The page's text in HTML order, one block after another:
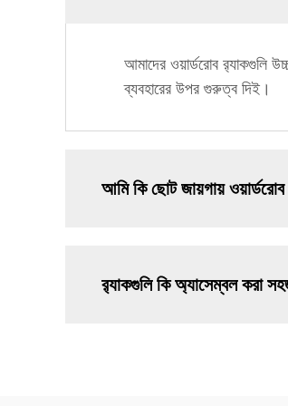
আমাদের ওয়ার্ডরোব র‍্যাকগুলি
ব্যবহারের উপর গুরুত্ব দিই।
আমি কি ছোট জায়গায় ওয়ার্ডরোব
র‍্যাকগুলি কি অ্যাসেম্বল করা